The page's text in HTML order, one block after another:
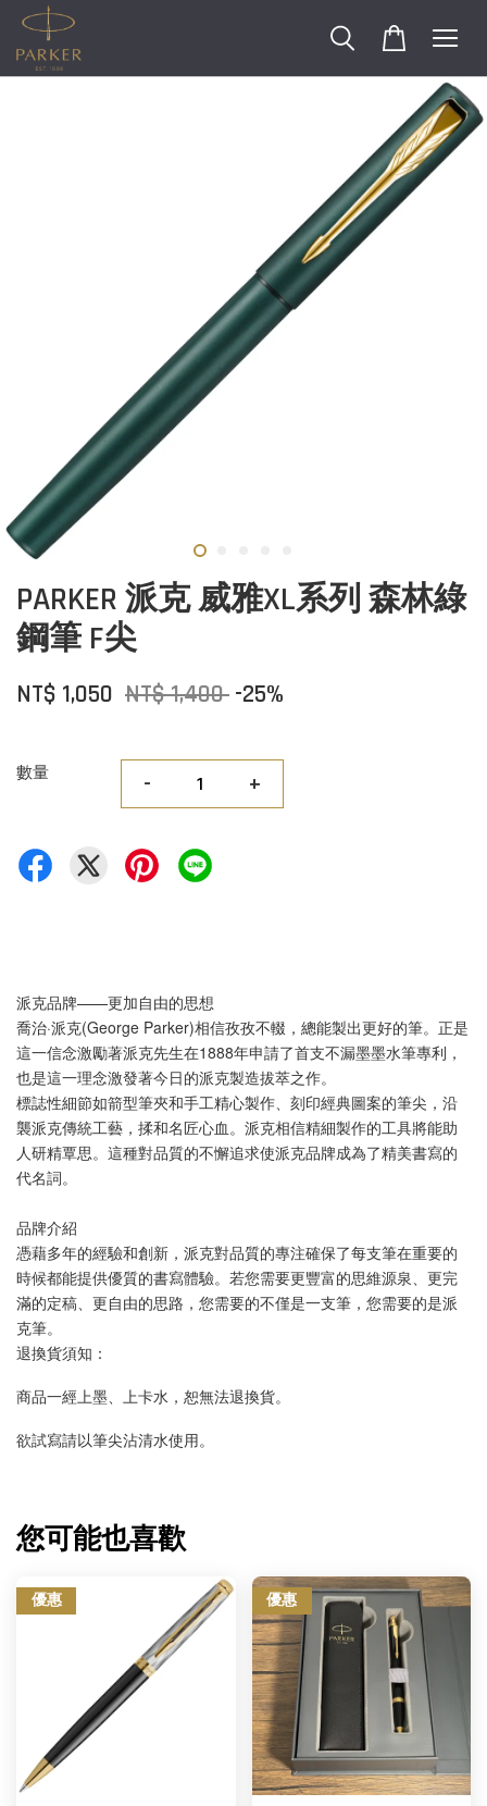
PARKER 派克 威雅XL系列 森林綠
鋼筆 F尖
NT$ 1,050 NT$ 1,400 -25%
數量 - +
派克品牌——更加自由的思想
喬治·派克(George Parker)相信孜孜不輟，總能製出更好的筆。正是
這一信念激勵著派克先生在1888年申請了首支不漏墨墨水筆專利，
也是這一理念激發著今日的派克製造拔萃之作。
標誌性細節如箭型筆夾和手工精心製作、刻印經典圖案的筆尖，沿
襲派克傳統工藝，揉和名匠心血。派克相信精細製作的工具將能助
人研精覃思。這種對品質的不懈追求使派克品牌成為了精美書寫的
代名詞。
品牌介紹
憑藉多年的經驗和創新，派克對品質的專注確保了每支筆在重要的
時候都能提供優質的書寫體驗。若您需要更豐富的思維源泉、更完
滿的定稿、更自由的思路，您需要的不僅是一支筆，您需要的是派
克筆。
退換貨須知：
商品一經上墨、上卡水，恕無法退換貨。
欲試寫請以筆尖沾清水使用。
您可能也喜歡
優惠 優惠